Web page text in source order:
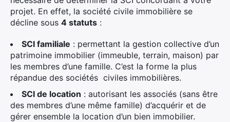
projet. En effet, la société civile immobilière se
décline sous 4 statuts :
SCI familiale : permettant la gestion collective d’un
patrimoine immobilier (immeuble, terrain, maison) par
les membres d’une famille. C’est la forme la plus
répandue des sociétés civiles immobilières.
SCI de location : autorisant les associés (sans être
des membres d’une même famille) d’acquérir et de
gérer ensemble la location d’un bien immobilier.